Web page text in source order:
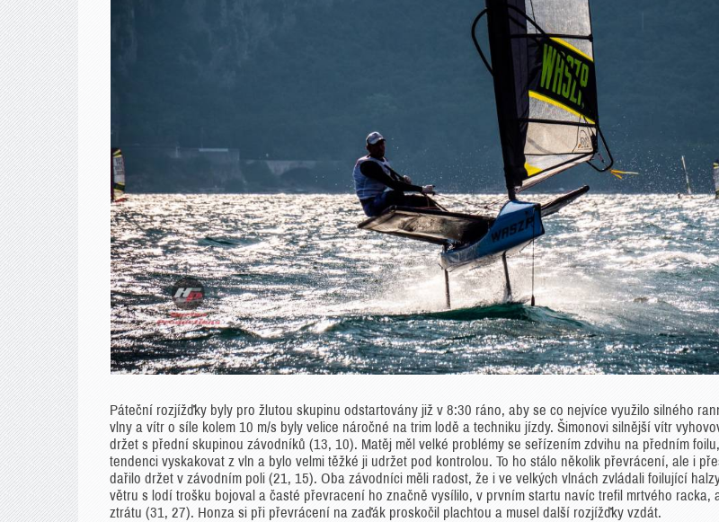
Páteční rozjížďky byly pro žlutou skupinu odstartovány již v 8:30 ráno, aby se co nejvíce využilo silného
vlny a vítr o síle kolem 10 m/s byly velice náročné na trim lodě a techniku jízdy. Šimonovi silnější vítr
držet s přední skupinou závodníků (13, 10). Matěj měl velké problémy se seřízením zdvihu na předním
tendenci vyskakovat z vln a bylo velmi těžké ji udržet pod kontrolou. To ho stálo několik převrácení, ale i
dařilo držet v závodním poli (21, 15). Oba závodníci měli radost, že i ve velkých vlnách zvládali foilující
větru s lodí trošku bojoval a časté převracení ho značně vysílilo, v prvním startu navíc trefil mrtvého racka,
ztrátu (31, 27). Honza si při převrácení na zaďák proskočil plachtou a musel další rozjížďky vzdát.